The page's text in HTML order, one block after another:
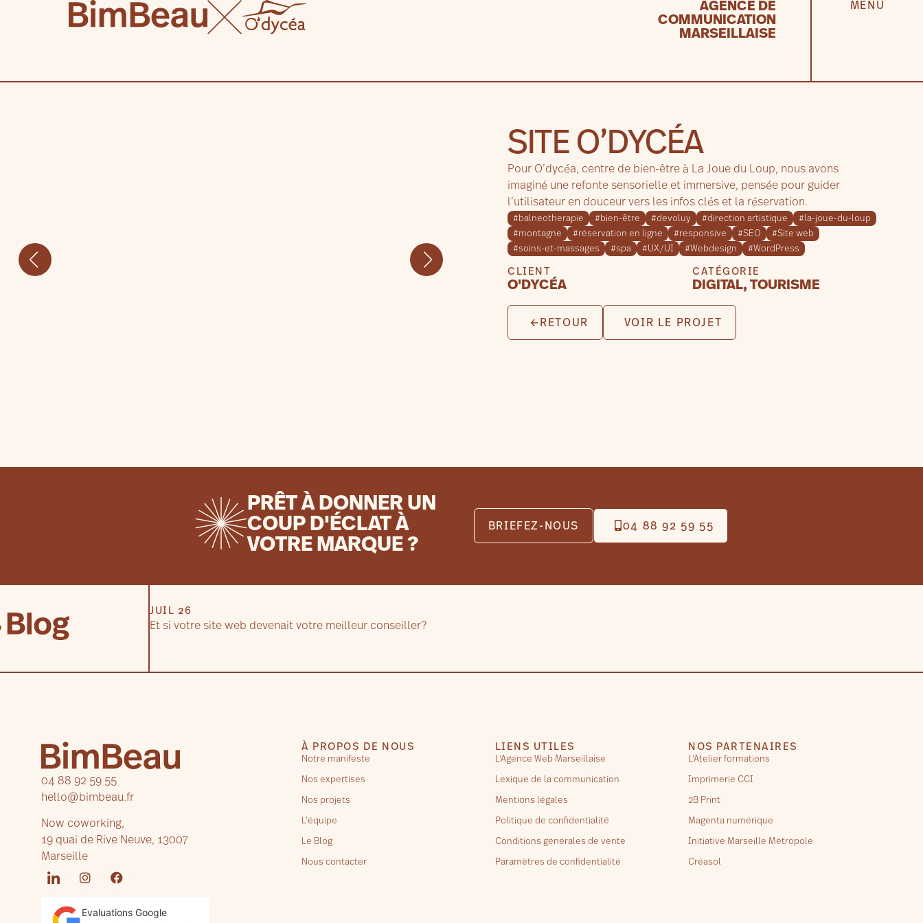
AGENCE DE
COMMUNICATION
MARSEILLAISE
DÉPOSER MON BRIEF
MENU
SITE O’DYCÉA
Pour O’dycéa, centre de bien-être à La Joue du Loup, nous avons
imaginé une refonte sensorielle et immersive, pensée pour guider
l’utilisateur en douceur vers les infos clés et la réservation.
#balneotherapie #bien-être #devoluy #direction artistique
#la-joue-du-loup
#montagne
#réservation en ligne #responsive #SEO
#Site web
#soins-et-massages
#spa #UX/UI #Webdesign #WordPress
CLIENT
O'DYCÉA
CATÉGORIE
DIGITAL, TOURISME
RETOUR VOIR LE PROJET
PRÊT À DONNER UN
COUP D'ÉCLAT À
VOTRE MARQUE ?
BRIEFEZ-NOUS 04 88 92 59 55
JUIL 26
Et si votre site web devenait votre meilleur conseiller?
04 88 92 59 55
hello@bimbeau.fr
Now coworking,
19 quai de Rive Neuve, 13007
Marseille
Evaluations Google
À PROPOS DE NOUS
Notre manifeste
Nos expertises
Nos projets
L’équipe
Le Blog
Nous contacter
LIENS UTILES
L'Agence Web Marseillaise
Lexique de la communication
Mentions légales
Politique de confidentialité
Conditions générales de vente
Paramètres de confidentialité
NOS PARTENAIRES
L'Atelier formations
Imprimerie CCI
2B Print
Magenta numérique
Initiative Marseille Métropole
Créasol